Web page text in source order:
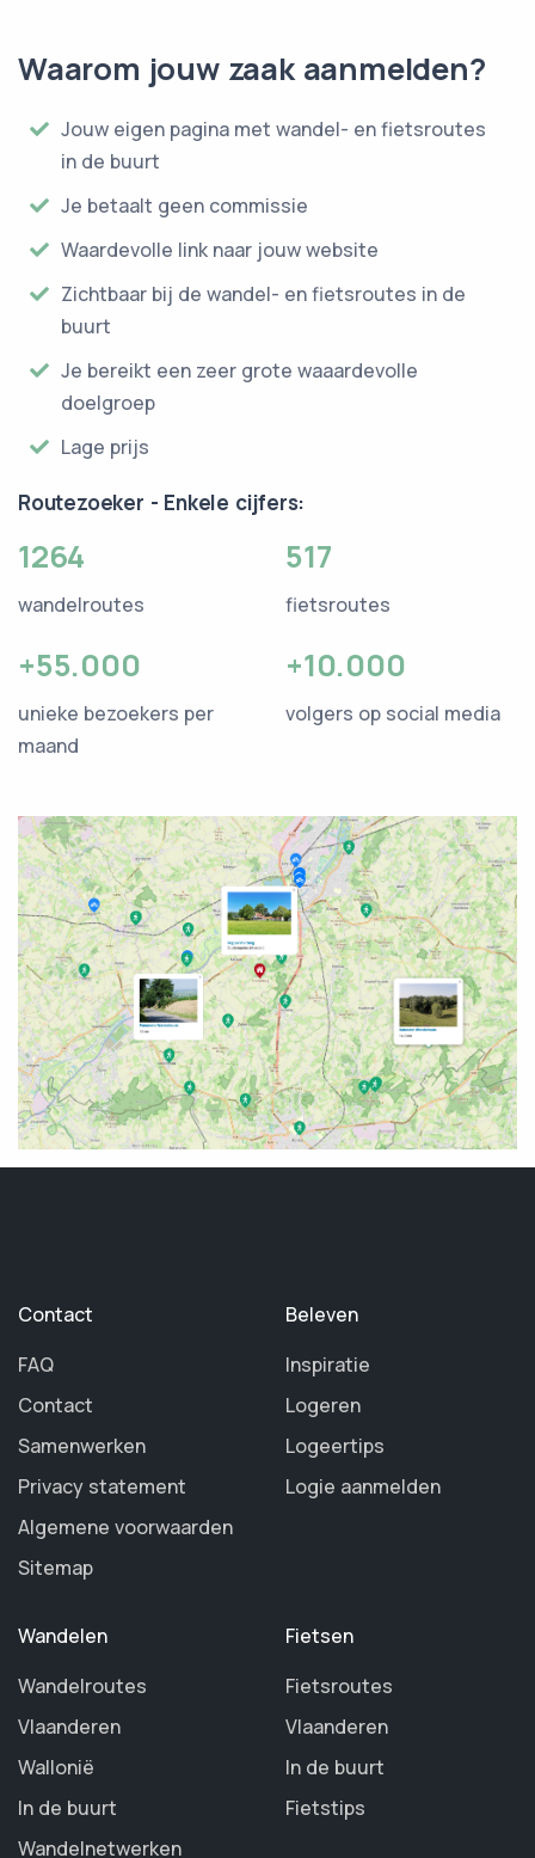
Waarom jouw zaak aanmelden?
Jouw eigen pagina met wandel- en fietsroutes
in de buurt
Je betaalt geen commissie
Waardevolle link naar jouw website
Zichtbaar bij de wandel- en fietsroutes in de
buurt
Je bereikt een zeer grote waaardevolle
doelgroep
Lage prijs
Routezoeker - Enkele cijfers:
1264
wandelroutes
517
fietsroutes
+55.000
unieke bezoekers per
maand
+10.000
volgers op social media
Contact
FAQ
Contact
Samenwerken
Privacy statement
Algemene voorwaarden
Sitemap
Beleven
Inspiratie
Logeren
Logeertips
Logie aanmelden
Wandelen
Wandelroutes
Vlaanderen
Wallonië
In de buurt
Wandelnetwerken
Fietsen
Fietsroutes
Vlaanderen
In de buurt
Fietstips